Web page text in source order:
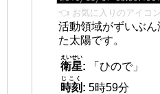
👈 お気に入りのアイコ
活動領域がずいぶ
た太陽です。
衛星
えいせい
:
「ひので」
時刻
じこく
: 5時59分